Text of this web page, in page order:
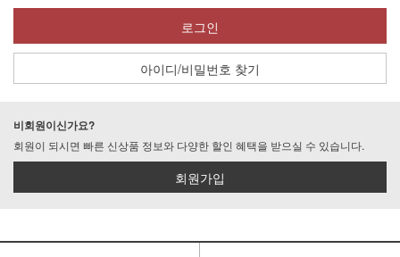
로그인
아이디/비밀번호 찾기
비회원이신가요?
회원이 되시면 빠른 신상품 정보와 다양한 할인 혜택을 받으실 수 있습니다.
회원가입